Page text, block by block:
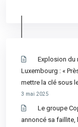
Explosion du
Luxembourg : «
mettre la clé sous
3 mai 2025
Le groupe
annoncé sa faillite,